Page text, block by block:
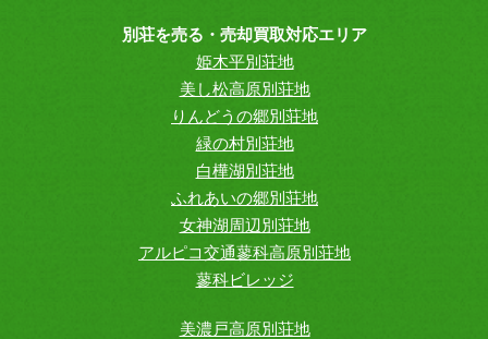
別荘を売る・売却買取対応エリア
姫木平別荘地
美し松高原別荘地
りんどうの郷別荘地
緑の村別荘地
白樺湖別荘地
ふれあいの郷別荘地
女神湖周辺別荘地
アルピコ交通蓼科高原別荘地
蓼科ビレッジ
美濃戸高原別荘地